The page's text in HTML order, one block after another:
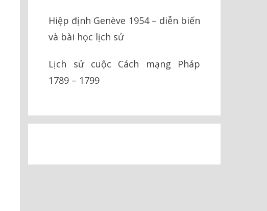
Hiệp định Genève 1954 – diễn biến
và bài học lịch sử
Lịch sử cuộc Cách mạng Pháp
1789 – 1799